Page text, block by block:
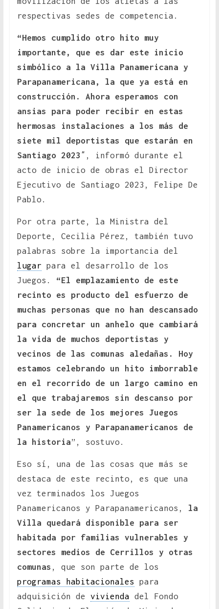
respectivas sedes de competencia.
“Hemos cumplido otro hito muy
importante, que es dar este inicio
simbólico a la Villa Panamericana y
Parapanamericana, la que ya está en
construcción. Ahora esperamos con
ansias para poder recibir en estas
hermosas instalaciones a los más de
siete mil deportistas que estarán en
Santiago 2023″ , informó durante el
acto de inicio de obras el Director
Ejecutivo de Santiago 2023, Felipe De
Pablo.
Por otra parte, la Ministra del
Deporte, Cecilia Pérez, también tuvo
palabras sobre la importancia del
lugar para el desarrollo de los
Juegos. “El emplazamiento de este
recinto es producto del esfuerzo de
muchas personas que no han descansado
para concretar un anhelo que cambiará
la vida de muchos deportistas y
vecinos de las comunas aledañas. Hoy
estamos celebrando un hito imborrable
en el recorrido de un largo camino en
el que trabajaremos sin descanso por
ser la sede de los mejores Juegos
Panamericanos y Parapanamericanos de
la historia”, sostuvo.
Eso sí, una de las cosas que más se
destaca de este recinto, es que una
vez terminados los Juegos
Panamericanos y Parapanamericanos, la
Villa quedará disponible para ser
habitada por familias vulnerables y
sectores medios de Cerrillos y otras
comunas , que son parte de los
programas habitacionales para
adquisición de vivienda del Fondo